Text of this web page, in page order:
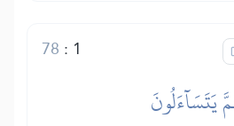
1
:
78
يَتَسَآءَلُونَ